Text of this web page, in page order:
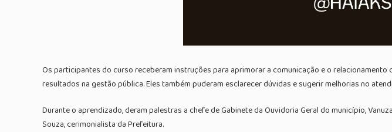
Os participantes do curso receberam instruções para aprimorar a comunicação e o
resultados na gestão pública. Eles também puderam esclarecer dúvidas e sugerir melhorias no
Durante o aprendizado, deram palestras a chefe de Gabinete da Ouvidoria Geral do município,
Souza, cerimonialista da Prefeitura.